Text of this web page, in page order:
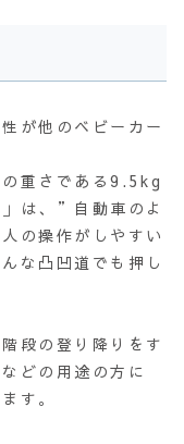
が他のベビーカー
重さである9.5kg
は、”自動車のよ
の操作がしやすい
な凸凹道でも押し
段の登り降りをす
どの用途の方に
す。